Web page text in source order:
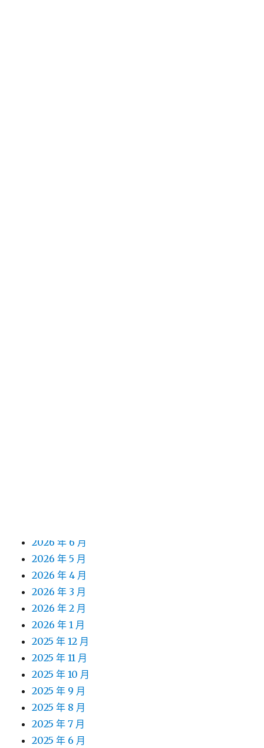
2026 年 6 月
2026 年 5 月
2026 年 4 月
2026 年 3 月
2026 年 2 月
2026 年 1 月
2025 年 12 月
2025 年 11 月
2025 年 10 月
2025 年 9 月
2025 年 8 月
2025 年 7 月
2025 年 6 月